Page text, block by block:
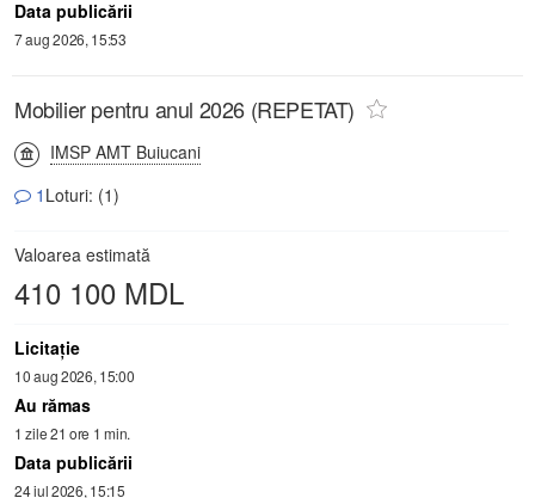
Data publicării
7 aug 2026, 15:53
Mobilier pentru anul 2026 (REPETAT)
IMSP AMT Buiucani
1 Loturi: (1)
Valoarea estimată
410 100 MDL
Licitaţie
10 aug 2026, 15:00
Au rămas
1 zile 21 ore 1 min.
Data publicării
24 iul 2026, 15:15